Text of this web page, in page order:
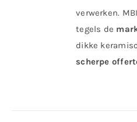
verwerken.
tegels de
dikke
scherpe